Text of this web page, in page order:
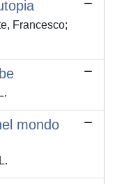
Francesco;
mondo